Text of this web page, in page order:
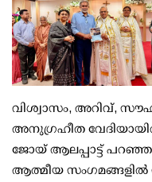
വിശ്വാസം, അറിവ്,
അനുഗ്രഹീത
ജോയ് ആലപ്പാട്ട്
ആത്മീയ സംഗമങ്ങളിൽ